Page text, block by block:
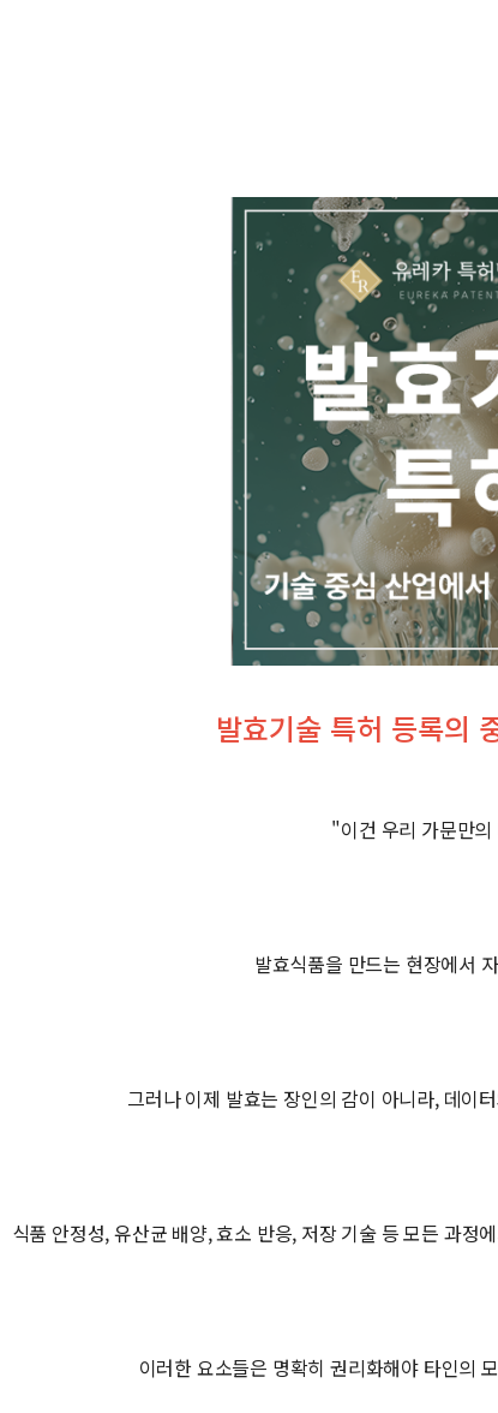
발효기술 특허 등록의
"이건 우리 가문만
발효식품을 만드는 현장에서
그러나 이제 발효는 장인의 감이 아니라, 데이
식품 안정성, 유산균 배양, 효소 반응, 저장 기술 등 모든 과정
이러한 요소들은 명확히 권리화해야 타인의